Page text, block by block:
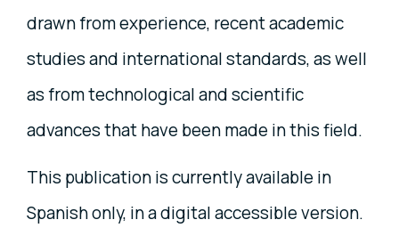
drawn from experience, recent academic
studies and international standards, as well
as from technological and scientific
advances that have been made in this field.
This publication is currently available in
Spanish only, in a digital accessible version.